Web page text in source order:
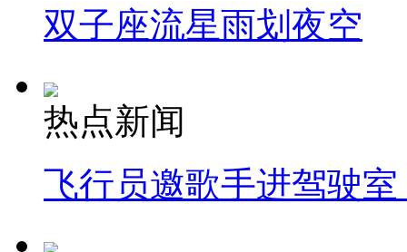
双子座流星雨划夜空
热点新闻
飞行员邀歌手进驾驶